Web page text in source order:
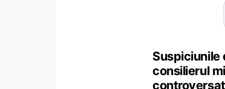
Suspiciunile
consilierul